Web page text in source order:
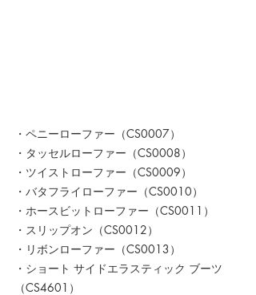
・ペニーローファー（CS0007）
・タッセルローファー（CS0008）
・ツイストローファー（CS0009）
・バタフライローファー（CS0010）
・ホースビットローファー（CS0011）
・スリップオン（CS0012）
・リボンローファー（CS0013）
・ショート サイドエラスティック ブーツ
（CS4601）